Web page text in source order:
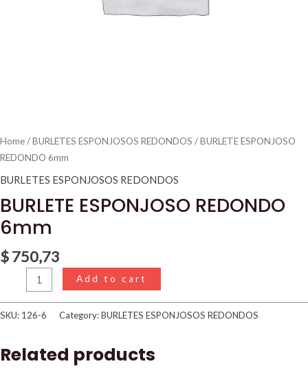
Home/BURLETES ESPONJOSOS REDONDOS / BURLETE ESPONJOSO
REDONDO 6mm
BURLETES ESPONJOSOS REDONDOS
BURLETE ESPONJOSO REDONDO
6mm
$750,73
Add to cart
SKU: 126-6 Category:BURLETES ESPONJOSOS REDONDOS
Related products